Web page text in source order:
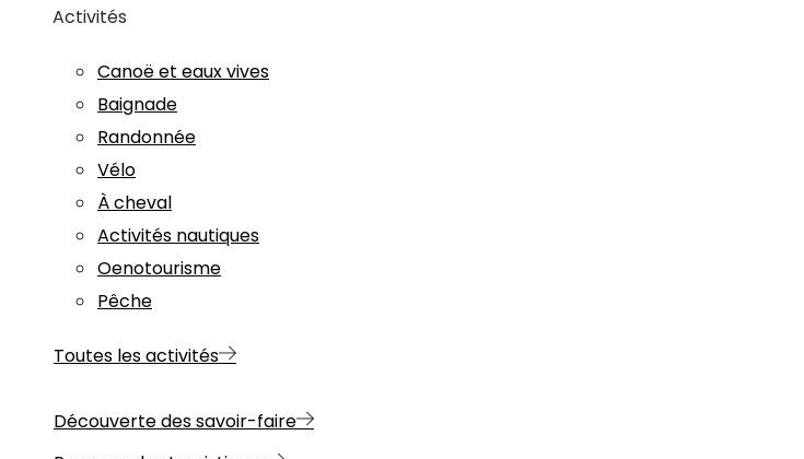
Activités
Canoë et eaux vives
Baignade
Randonnée
Vélo
À cheval
Activités nautiques
Oenotourisme
Pêche
Toutes les activités
Découverte des savoir-faire